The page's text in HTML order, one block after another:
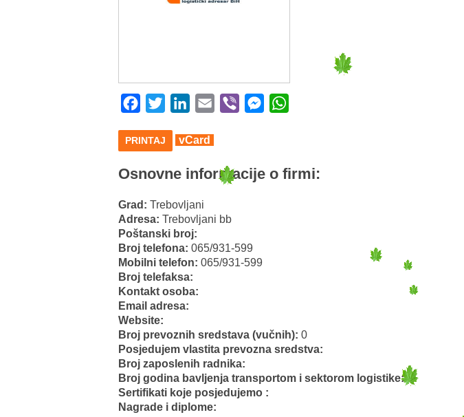
Facebook
Twitter LinkedIn
Email Viber Messenger
PRINTAJ vCard
Osnovne informacije o firmi:
Grad: Trebovljani
Adresa: Trebovljani bb
Poštanski broj:
Broj telefona: 065/931-599
Mobilni telefon: 065/931-599
Broj telefaksa:
Kontakt osoba:
Email adresa:
Website:
Broj prevoznih sredstava (vučnih): 0
Posjedujem vlastita prevozna sredstva:
Broj zaposlenih radnika:
Broj godina bavljenja transportom i sektorom logistike:0
Sertifikati koje posjedujemo :
Nagrade i diplome: